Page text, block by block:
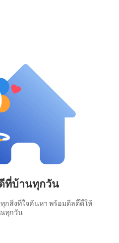
ที่บ้านทุกวัน
กสิ่งที่ใจค้นหา พร้อมดีลดี๊ดี้ให้
ทุกวัน